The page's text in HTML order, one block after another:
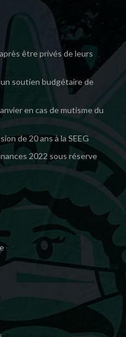
être privés de leurs
un soutien budgétaire de
en cas de mutisme du
de 20 ans à la SEEG
2022 sous réserve